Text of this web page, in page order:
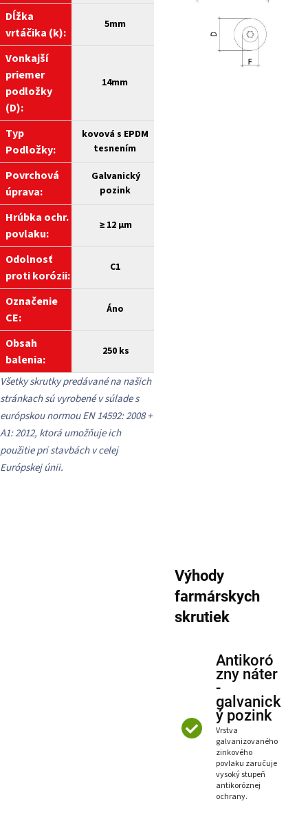
Dĺžka
vrtáčika (k):
5mm
Vonkajší
priemer
podložky
(D):
14mm
Typ
Podložky:
kovová s EPDM
tesnením
Povrchová
úprava:
Galvanický
pozink
Hrúbka ochr.
povlaku:
≥ 12 µm
Odolnosť
proti korózii:
C1
Označenie
CE:
Áno
Obsah
balenia:
250 ks
Všetky skrutky predávané na našich
stránkach sú vyrobené v súlade s
európskou normou EN 14592: 2008 +
A1: 2012, ktorá umožňuje ich
použitie pri stavbách v celej
Európskej únii.
Výhody
farmárskych
skrutiek
Antikoró
zny náter
-
galvanick
ý pozink
Vrstva
galvanizovaného
zinkového
povlaku zaručuje
vysoký stupeň
antikoróznej
ochrany.